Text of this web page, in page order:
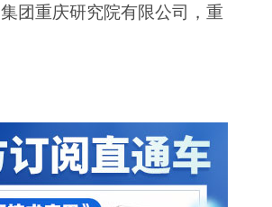
团重庆研究院有限公司，重